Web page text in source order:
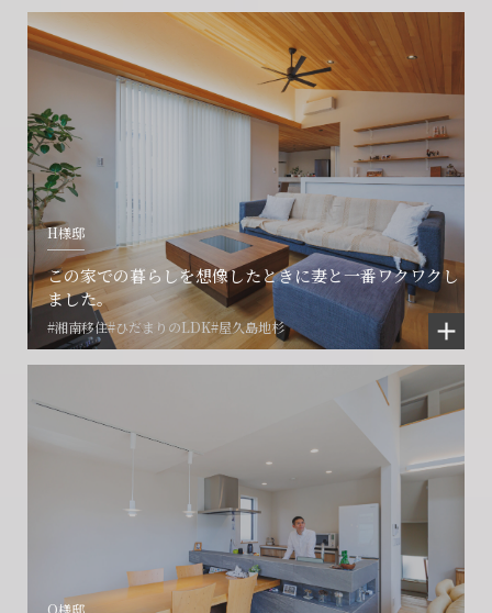
H様邸
この家での暮らしを想像したときに妻と一番ワクワクし
ました。
#湘南移住#ひだまりのLDK#屋久島地杉
O様邸
会社に関することや物件についての
ご相談はこちら
フォームからのお問い合わせ
CONTACT
お電話でのお問い合わせ
0466-24-2478
営業時間9:30~18:30 水曜定休
賃貸物件入居者様の
お困りごとのご相談はこちら
解約のお申し込み
CONTACT
プロコール24ご利用の方
0120-073-386
土地の活用・賃貸経営に関する
ご相談はこちら
フォームからのお問い合わせ
CONTACT
賃貸管理事業部へのお問い合わせ
0466-24-2478
営業時間9:30~18:30 水曜定休